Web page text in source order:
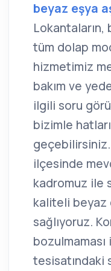
beyaz eşya
Lokantaların,
tüm dolap
hizmetimiz
bakım ve
ilgili soru
bizimle
ilçesinde
kadromuz ile
kaliteli beyaz
sağlıyoruz.
tesisatındaki